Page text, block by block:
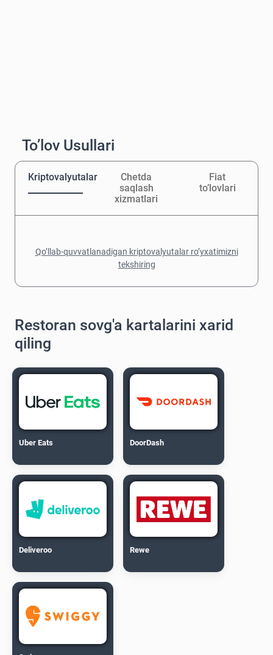
To’lov Usullari
Kriptovalyutalar
Chetda
saqlash
xizmatlari
Fiat
to’lovlari
Qo’llab-quvvatlanadigan kriptovalyutalar ro’yxatimizni
tekshiring
Restoran sovg'a kartalarini xarid
qiling
Uber Eats DoorDash
Deliveroo Rewe